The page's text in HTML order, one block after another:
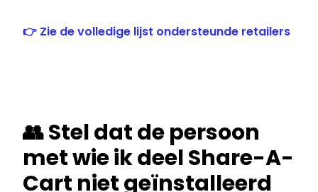
👉 Zie de volledige lijst ondersteunde retailers
👥 Stel dat de persoon
met wie ik deel Share-A-
Cart niet geïnstalleerd